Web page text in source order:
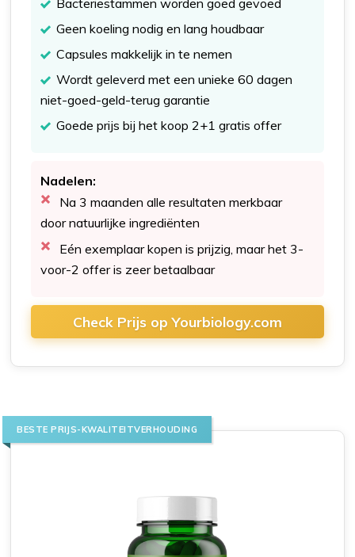
Bacteriestammen worden goed gevoed
Geen koeling nodig en lang houdbaar
Capsules makkelijk in te nemen
Wordt geleverd met een unieke 60 dagen
niet-goed-geld-terug garantie
Goede prijs bij het koop 2+1 gratis offer
Nadelen:
Na 3 maanden alle resultaten merkbaar
door natuurlijke ingrediënten
Eén exemplaar kopen is prijzig, maar het 3-
voor-2 offer is zeer betaalbaar
Check Prijs op Yourbiology.com
BESTE PRIJS-KWALITEITVERHOUDING